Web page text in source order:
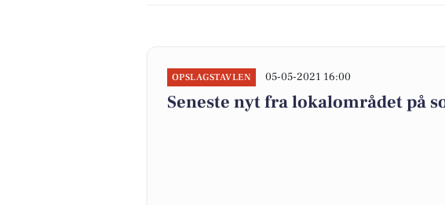
OPSLAGSTAVLEN 05-05-2021 16:00
Seneste nyt fra lokalområdet på